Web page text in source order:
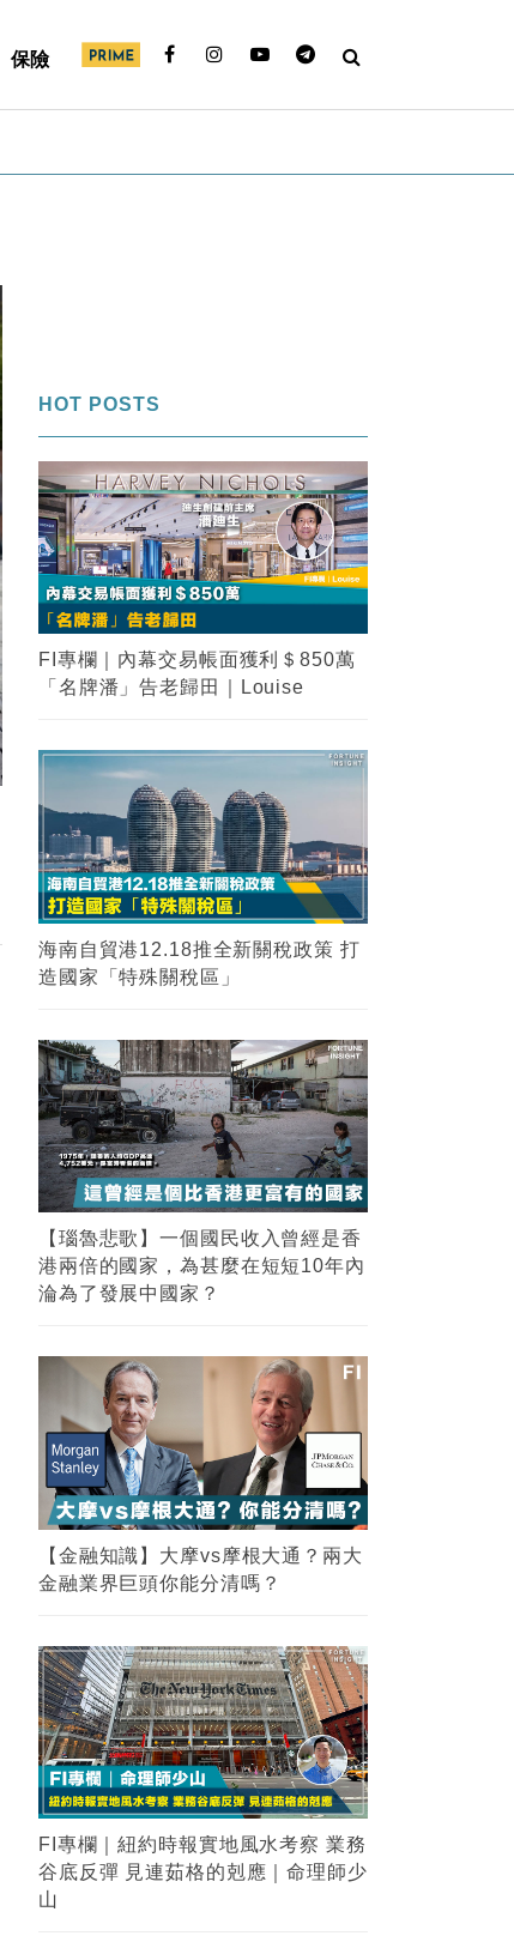
保險
HOT POSTS
FI專欄｜內幕交易帳面獲利＄850萬
「名牌潘」告老歸田｜Louise
海南自貿港12.18推全新關稅政策 打
造國家「特殊關稅區」
【瑙魯悲歌】一個國民收入曾經是香
港兩倍的國家，為甚麼在短短10年內
淪為了發展中國家？
【金融知識】大摩vs摩根大通？兩大
金融業界巨頭你能分清嗎？
FI專欄｜紐約時報實地風水考察 業務
谷底反彈 見連茹格的剋應｜命理師少
山